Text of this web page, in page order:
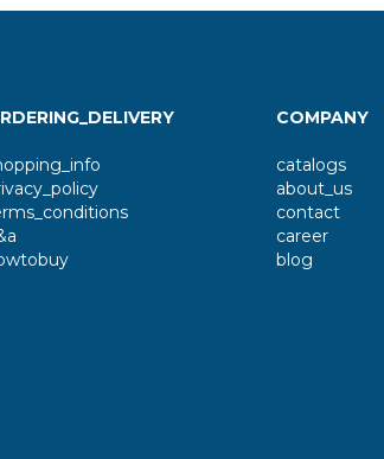
COMPANY
catalogs
about_us
contact
career
blog